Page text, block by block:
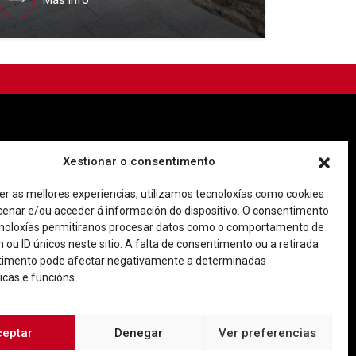
Xestionar o consentimento
as mellores experiencias, utilizamos tecnoloxías como cookies
e/ou acceder á información do dispositivo. O consentimento
permitiranos procesar datos como o comportamento de
ou ID únicos neste sitio. A falta de consentimento ou a retirada
pode afectar negativamente a determinadas
e funcións.
Denegar Ver preferencias
Imaxe corporativa
Facebook Twitter Youtube
Instagram
Rúa Ferrería, 45 Baixo 36202 Vigo (Pontevedra)
| T. 986 442 638
privacidade Aviso Legal Política de cookies